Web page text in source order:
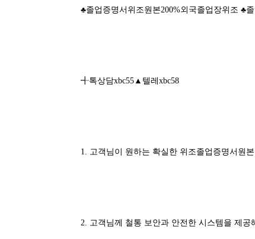
♣졸업증명서위조원본200%외국졸업장위조 ♣
╉톡상담xbc55▲텔레xbc58
1. 고객님이 원하는 확실한 위조졸업증명서원
2. 고객님께 철통 보안과 안전한 시스템을 제공